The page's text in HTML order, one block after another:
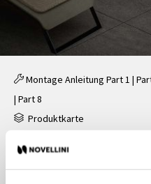
Montage Anleitung Part 1 |
| Part 8
Produktkarte